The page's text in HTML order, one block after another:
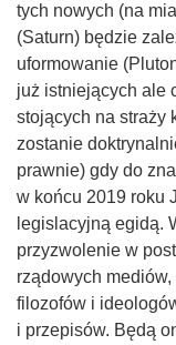
tych nowych (na
(Saturn) będzie
uformowanie
już istniejących ale
stojących na straży
zostanie
prawnie) gdy do
w końcu 2019 roku
legislacyjną egidą.
przyzwolenie w
rządowych mediów,
filozofów i
i przepisów. Będą